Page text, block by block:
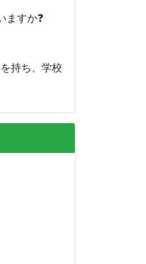
ますか❓
持ち、学校